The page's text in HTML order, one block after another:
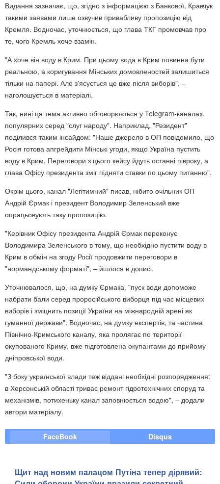
Видання зазначає, що, згідно з інформацією з Банкової, Кравчук
такими заявами лише озвучив привабливу пропозицію від
Кремля. Водночас, уточнюється, що глава ТКГ промовчав про
те, чого Кремль хоче взамін.
"А хоче він воду в Крим. При цьому вода в Крим повинна бути
реальною, а коригування Мінських домовленостей залишиться
тільки на папері. Але з'ясується це вже після виборів", –
наголошується в матеріалі.
Так, нині ця тема активно обговорюється у Telegram-каналах,
популярних серед "слуг народу". Наприклад, "Резидент"
поділився таким інсайдом: "Наше джерело в ОП повідомило, що
Росія готова апгрейдити Мінські угоди, якщо Україна пустить
воду в Крим. Переговори з цього кейсу йдуть останні півроку, а
глава Офісу президента зміг підняти ставки по цьому питанню".
Окрім цього, канал "Легітимний" писав, нібито очільник ОП
Андрій Єрмак і президент Володимир Зеленський вже
опрацьовують таку пропозицію.
"Керівник Офісу президента Андрій Єрмак переконує
Володимира Зеленського в тому, що необхідно пустити воду в
Крим в обмін на згоду Росії продовжити переговори в
"нормандському форматі", – йшлося в дописі.
Уточнювалося, що, на думку Єрмака, "пуск води допоможе
набрати бали серед проросійського виборця під час місцевих
виборів і зміцнить позиції України на міжнародній арені як
гуманної держави". Водночас, на думку експертів, та частина
Північно-Кримського каналу, яка пролягає по території
окупованого Криму, вже підготовлена окупантами до прийому
дніпровської води.
"З боку української влади теж віддані необхідні розпорядження:
в Херсонській області триває ремонт гідротехнічних споруд та
механізмів, потихеньку канал заповнюється водою", – додали
автори матеріалу.
FaceBook Disqus
Щит над новим палацом Путіна тепер дірявий: